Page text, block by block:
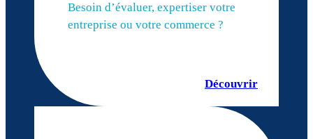
Besoin d’évaluer, expertiser votre
entreprise ou votre commerce ?
Découvrir